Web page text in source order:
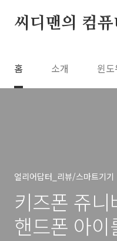
씨디맨의 컴퓨
홈 소개 윈
얼리어답터_리뷰/스마트기기
키즈폰 쥬
핸드폰 아이